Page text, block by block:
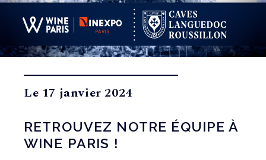
Le 17 janvier 2024
RETROUVEZ NOTRE ÉQUIPE À
WINE PARIS !